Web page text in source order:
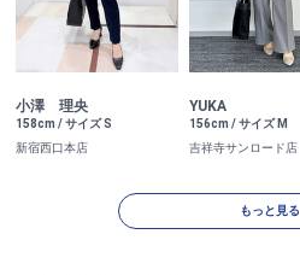
小澤 理央
158cm / サイズ S
新宿西口本店
YUKA
156cm / サイズ M
吉祥寺サンロード店
もっと見る